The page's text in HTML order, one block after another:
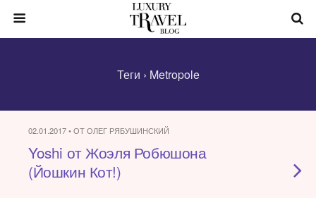
Теги › Metropole
02.01.2017 • ОТ ОЛЕГ РЯБУШИНСКИЙ
Yoshi от Жоэля Робюшона
(Йошкин Кот!)